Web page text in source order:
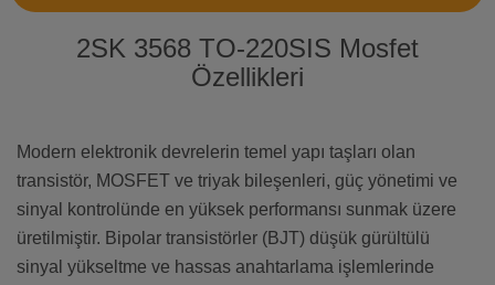
2SK 3568 TO-220SIS Mosfet
Özellikleri
Modern elektronik devrelerin temel yapı taşları olan
transistör, MOSFET ve triyak bileşenleri, güç yönetimi ve
sinyal kontrolünde en yüksek performansı sunmak üzere
üretilmiştir. Bipolar transistörler (BJT) düşük gürültülü
sinyal yükseltme ve hassas anahtarlama işlemlerinde